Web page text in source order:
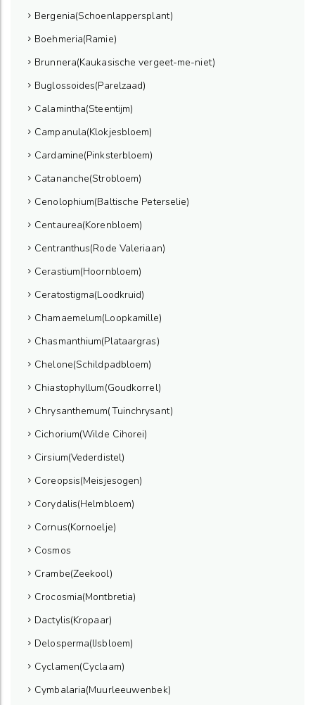
Bergenia(Schoenlappersplant)
Boehmeria(Ramie)
Brunnera(Kaukasische vergeet-me-niet)
Buglossoides(Parelzaad)
Calamintha(Steentijm)
Campanula(Klokjesbloem)
Cardamine(Pinksterbloem)
Catananche(Strobloem)
Cenolophium(Baltische Peterselie)
Centaurea(Korenbloem)
Centranthus(Rode Valeriaan)
Cerastium(Hoornbloem)
Ceratostigma(Loodkruid)
Chamaemelum(Loopkamille)
Chasmanthium(Plataargras)
Chelone(Schildpadbloem)
Chiastophyllum(Goudkorrel)
Chrysanthemum(Tuinchrysant)
Cichorium(Wilde Cihorei)
Cirsium(Vederdistel)
Coreopsis(Meisjesogen)
Corydalis(Helmbloem)
Cornus(Kornoelje)
Cosmos
Crambe(Zeekool)
Crocosmia(Montbretia)
Dactylis(Kropaar)
Delosperma(IJsbloem)
Cyclamen(Cyclaam)
Cymbalaria(Muurleeuwenbek)